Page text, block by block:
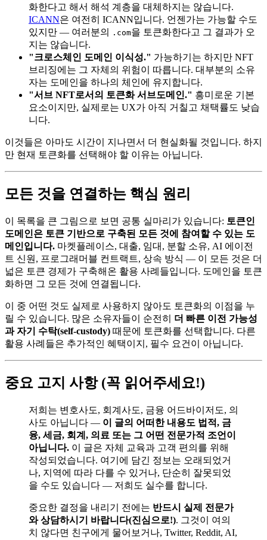
화한다고 해서 해석 계층을 대체하지는 않습니다.
ICANN은 여전히 ICANN입니다. 언젠가는 가능할 수도
있지만 — 여러분의
.com을 토큰화한다고 그 결과가 오
지는 않습니다.
"크로스체인 도메인 이식성." 가능하기는 하지만 NFT
브리징에는 그 자체의 위험이 따릅니다. 대부분의 소유
자는 도메인을 하나의 체인에 유지합니다.
"서브 NFT로서의 토큰화 서브도메인." 흥미로운 기본
요소이지만, 실제로는 UX가 아직 거칠고 채택률도 낮습
니다.
이것들은 아마도 시간이 지나면서 더 현실화될 것입니다. 하지
만 현재 토큰화를 선택해야 할 이유는 아닙니다.
모든 것을 연결하는 핵심 원리
이 목록을 큰 그림으로 보면 공통 실마리가 있습니다: 토큰인
도메인은 토큰 기반으로 구축된 모든 것에 참여할 수 있는 도
메인입니다. 마켓플레이스, 대출, 임대, 분할 소유, AI 에이전
트 신원, 프로그래머블 컨트랙트, 상속 방식 — 이 모든 것은 더
넓은 토큰 경제가 구축해온 활용 사례들입니다. 도메인을 토큰
화하면 그 모든 것에 연결됩니다.
이 중 어떤 것도 실제로 사용하지 않아도 토큰화의 이점을 누
릴 수 있습니다. 많은 소유자들이 순전히 더 빠른 이전 가능성
과 자기 수탁(self-custody) 때문에 토큰화를 선택합니다. 다른
활용 사례들은 추가적인 혜택이지, 필수 요건이 아닙니다.
중요 고지 사항 (꼭 읽어주세요!)
저희는 변호사도, 회계사도, 금융 어드바이저도, 의
사도 아닙니다 — 이 글의 어떠한 내용도 법적, 금
융, 세금, 회계, 의료 또는 그 어떤 전문가적 조언이
아닙니다. 이 글은 자체 교육과 고객 편의를 위해
작성되었습니다. 여기에 담긴 정보는 오래되었거
나, 지역에 따라 다를 수 있거나, 단순히 잘못되었
을 수도 있습니다 — 저희도 실수를 합니다.
중요한 결정을 내리기 전에는 반드시 실제 전문가
와 상담하시기 바랍니다(진심으로!). 그것이 여의
치 않다면 친구에게 물어보거나, Twitter, Reddit, AI,